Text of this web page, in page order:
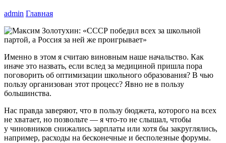
admin Главная
Именно в этом я считаю виновным наше начальство. Как
иначе это назвать, если вслед за медициной пришла пора
поговорить об оптимизации школьного образования? В чью
пользу организован этот процесс? Явно не в пользу
большинства.
Нас правда заверяют, что в пользу бюджета, которого на всех
не хватает, но позвольте — я что-то не слышал, чтобы
у чиновников снижались зарплаты или хотя бы закруглялись,
например, расходы на бесконечные и бесполезные форумы.